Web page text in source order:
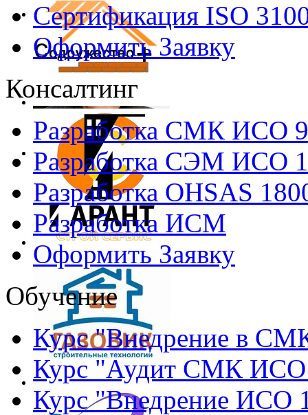
Сертификация ISO
Оформить Заявку
Консалтинг
Разработка СМК ИСО
Разработка СЭМ ИСО
Разработка OHSAS
Разработка ИСМ
Оформить Заявку
Обучение
Курс "Внедрение в
Курс "Аудит СМК ИСО
Курс "Внедрение ИСО